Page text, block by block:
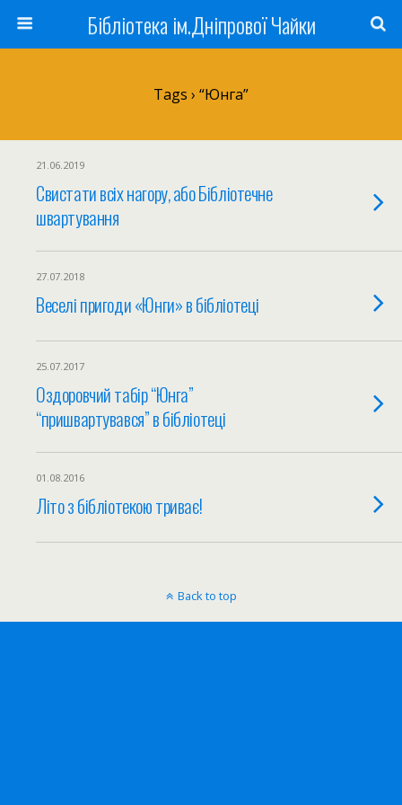
Бібліотека ім.Дніпрової Чайки
Tags › “Юнга”
21.06.2019
Свистати всіх нагору, або Бібліотечне
швартування
27.07.2018
Веселі пригоди «Юнги» в бібліотеці
25.07.2017
Оздоровчий табір “Юнга”
“пришвартувався” в бібліотеці
01.08.2016
Літо з бібліотекою триває!
Back to top